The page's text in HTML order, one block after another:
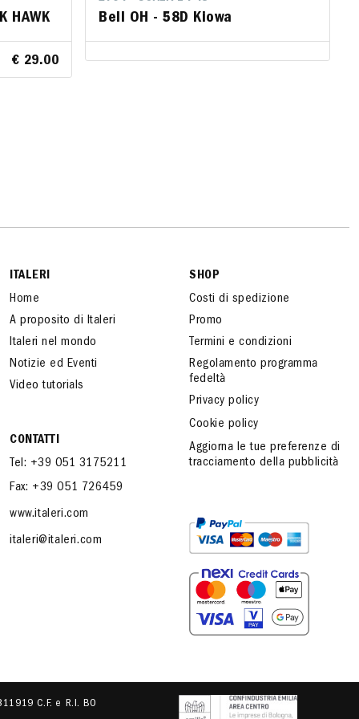
HAWK
€ 29.00
Bell OH - 58D Kiowa
HAWK
€ 29.00
Bell OH - 58D Kiowa
ITALERI
Home
A proposito di Italeri
Italeri nel mondo
Notizie ed Eventi
Video tutorials
CONTATTI
Tel: +39 051 3175211
Fax: +39 051 726459
www.italeri.com
italeri@italeri.com
SHOP
Costi di spedizione
Promo
Termini e condizioni
Regolamento programma
fedeltà
Privacy policy
Cookie policy
Aggiorna le tue preferenze di
tracciamento della pubblicità
C.F. e R.I. BO